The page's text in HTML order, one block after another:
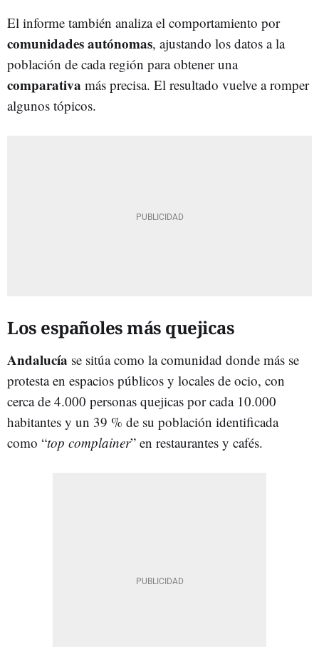
El informe también analiza el comportamiento por
comunidades autónomas, ajustando los datos a la
población de cada región para obtener una
comparativa más precisa. El resultado vuelve a romper
algunos tópicos.
Los españoles más quejicas
Andalucía se sitúa como la comunidad donde más se
protesta en espacios públicos y locales de ocio, con
cerca de 4.000 personas quejicas por cada 10.000
habitantes y un 39 % de su población identificada
como “top complainer” en restaurantes y cafés.